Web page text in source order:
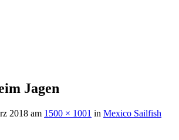
Jagen
2018 am 1500 × 1001 in Mexico Sailfish